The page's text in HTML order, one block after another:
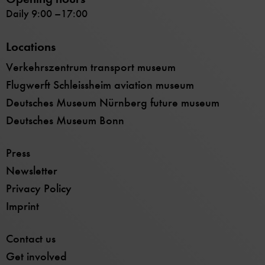
Daily 9:00 –17:00
Locations
Verkehrszentrum transport museum
Flugwerft Schleissheim aviation museum
Deutsches Museum Nürnberg future museum
Deutsches Museum Bonn
Press
Newsletter
Privacy Policy
Imprint
Contact us
Get involved